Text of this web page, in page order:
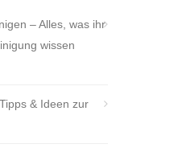
– Alles, was ihr
wissen
& Ideen zur